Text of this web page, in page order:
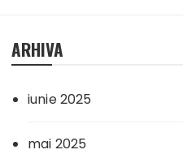
ARHIVA
iunie 2025
mai 2025